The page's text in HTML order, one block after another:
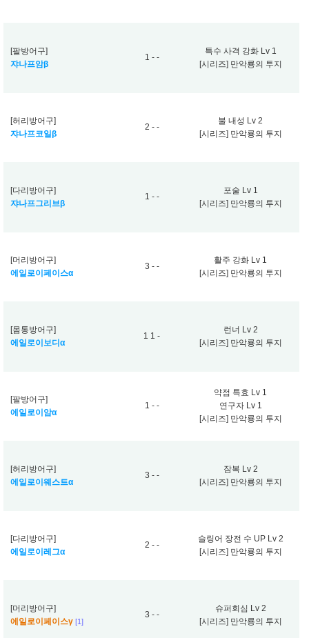
[팔방어구]
쟈나프암β
1 - -
특수 사격 강화 Lv 1
[시리즈] 만악룡의 투지
[허리방어구]
쟈나프코일β
2 - -
불 내성 Lv 2
[시리즈] 만악룡의 투지
[다리방어구]
쟈나프그리브β
1 - -
포술 Lv 1
[시리즈] 만악룡의 투지
[머리방어구]
에일로이페이스α
3 - -
활주 강화 Lv 1
[시리즈] 만악룡의 투지
[몸통방어구]
에일로이보디α
1 1 -
런너 Lv 2
[시리즈] 만악룡의 투지
[팔방어구]
에일로이암α
1 - -
약점 특효 Lv 1
연구자 Lv 1
[시리즈] 만악룡의 투지
[허리방어구]
에일로이웨스트α
3 - -
잠복 Lv 2
[시리즈] 만악룡의 투지
[다리방어구]
에일로이레그α
2 - -
슬링어 장전 수 UP Lv 2
[시리즈] 만악룡의 투지
[머리방어구]
에일로이페이스γ [1]
3 - -
슈퍼회심 Lv 2
[시리즈] 만악룡의 투지